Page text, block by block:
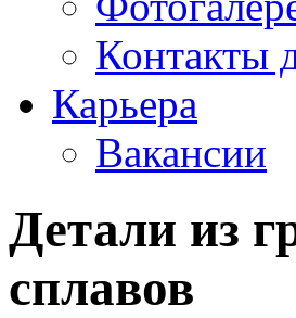
Карьера
Вакансии
Детали из
сплавов